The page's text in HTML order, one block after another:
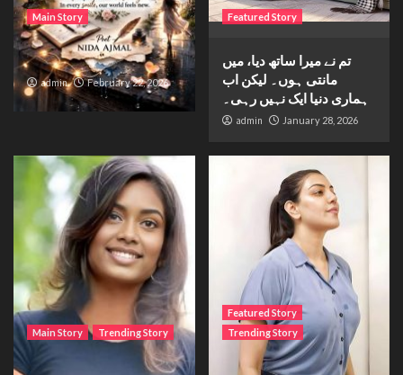
Main Story
Waiting for sunshine
admin February 22, 2026
Featured Story
تم نے میرا ساتھ دیا، میں
مانتی ہوں۔ لیکن اب
ہماری دنیا ایک نہیں رہی۔
admin January 28, 2026
Main Story Trending Story
Featured Story
Trending Story